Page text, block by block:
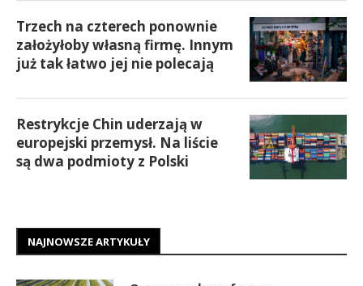
Trzech na czterech ponownie
założyłoby własną firmę. Innym
już tak łatwo jej nie polecają
Restrykcje Chin uderzają w
europejski przemysł. Na liście
są dwa podmioty z Polski
NAJNOWSZE ARTYKUŁY